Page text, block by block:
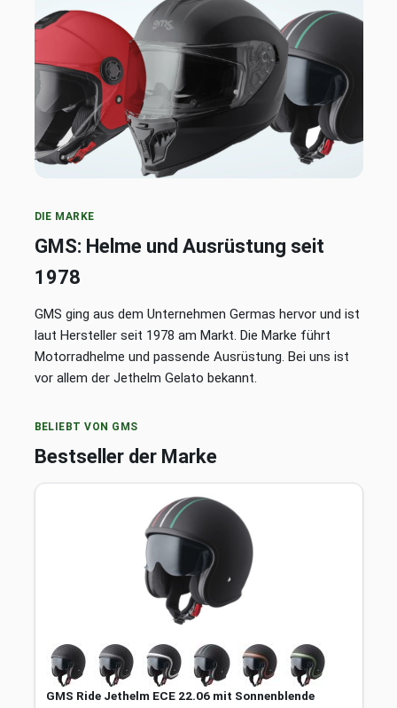
DIE MARKE
GMS: Helme und Ausrüstung seit
1978
GMS ging aus dem Unternehmen Germas hervor und ist
laut Hersteller seit 1978 am Markt. Die Marke führt
Motorradhelme und passende Ausrüstung. Bei uns ist
vor allem der Jethelm Gelato bekannt.
BELIEBT VON GMS
Bestseller der Marke
GMS Ride Jethelm ECE 22.06 mit Sonnenblende